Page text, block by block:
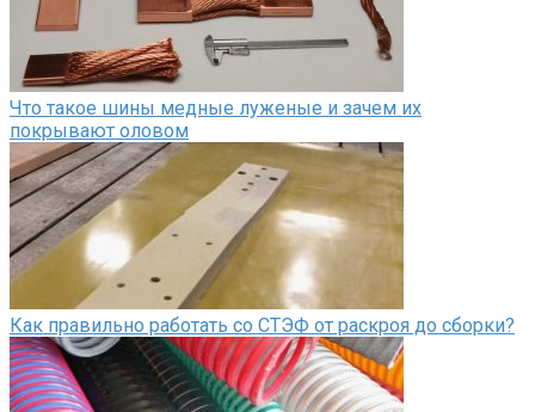
Что такое шины медные луженые и зачем их
покрывают оловом
Как правильно работать со СТЭФ от раскроя до сборки?